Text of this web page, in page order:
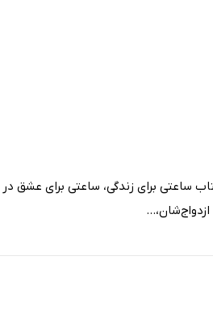
ساعتی برای زندگی، ساعتی برای عشق